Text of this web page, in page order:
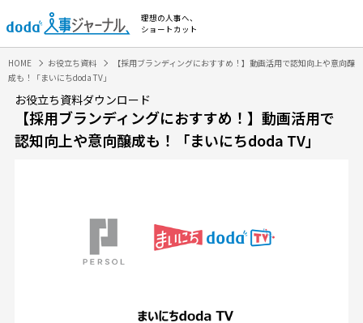
理想の人事へ、
ショートカット
HOME お役立ち資料
【採用ブランディングにおすすめ！】動画活用で認知向上や意向醸
成も！「まいにちdoda TV」
お役立ち資料ダウンロード
【採用ブランディングにおすすめ！】動画活用で
認知向上や意向醸成も！「まいにちdoda TV」